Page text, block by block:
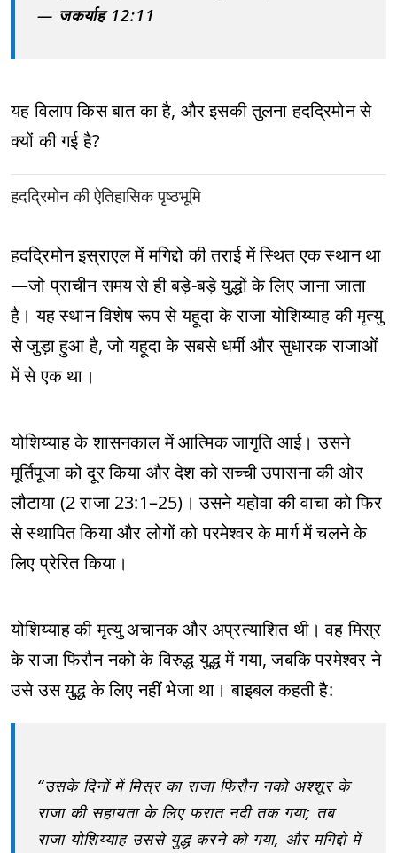
— जकर्याह 12:11
यह विलाप किस बात का है, और इसकी तुलना हदद्रिमोन से
क्यों की गई है?
हदद्रिमोन की ऐतिहासिक पृष्ठभूमि
हदद्रिमोन इस्राएल में मगिद्दो की तराई में स्थित एक स्थान था
—जो प्राचीन समय से ही बड़े-बड़े युद्धों के लिए जाना जाता
है। यह स्थान विशेष रूप से यहूदा के राजा योशिय्याह की मृत्यु
से जुड़ा हुआ है, जो यहूदा के सबसे धर्मी और सुधारक राजाओं
में से एक था।
योशिय्याह के शासनकाल में आत्मिक जागृति आई। उसने
मूर्तिपूजा को दूर किया और देश को सच्ची उपासना की ओर
लौटाया (2 राजा 23:1–25)। उसने यहोवा की वाचा को फिर
से स्थापित किया और लोगों को परमेश्वर के मार्ग में चलने के
लिए प्रेरित किया।
योशिय्याह की मृत्यु अचानक और अप्रत्याशित थी। वह मिस्र
के राजा फिरौन नको के विरुद्ध युद्ध में गया, जबकि परमेश्वर ने
उसे उस युद्ध के लिए नहीं भेजा था। बाइबल कहती है:
“उसके दिनों में मिस्र का राजा फिरौन नको अश्शूर के
राजा की सहायता के लिए फरात नदी तक गया; तब
राजा योशिय्याह उससे युद्ध करने को गया, और मगिद्दो में